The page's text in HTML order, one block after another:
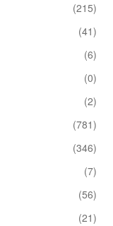
(215)
(41)
(6)
(0)
(2)
(781)
(346)
(7)
(56)
(21)